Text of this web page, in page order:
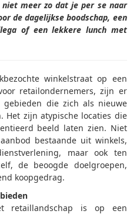
meer zo dat je per se naar
de dagelijkse boodschap, een
of een lekkere lunch met
winkelstraat op een
retailondernemers, zijn er
gebieden die zich als nieuwe
Het zijn atypische locaties die
beeld laten zien. Niet
bestaande uit winkels,
maar ook ten
de beoogde doelgroepen,
koopgedrag.
retaillandschap is op een